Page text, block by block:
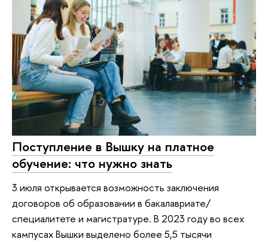
Поступление в Вышку на платное
обучение: что нужно знать
3 июля открывается возможность заключения
договоров об образовании в бакалавриате/
специалитете и магистратуре. В 2023 году во всех
кампусах Вышки выделено более 5,5 тысячи